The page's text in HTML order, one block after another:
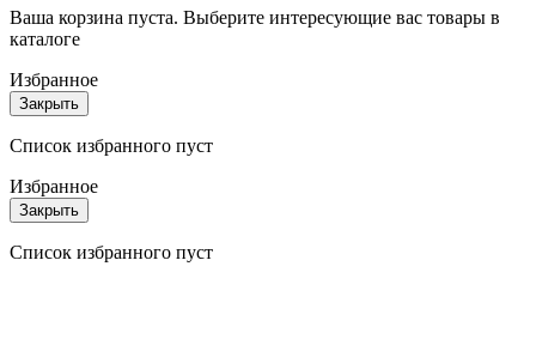
Ваша корзина пуста. Выберите интересующие вас товары в
каталоге
Избранное
Закрыть
Список избранного пуст
Избранное
Закрыть
Список избранного пуст